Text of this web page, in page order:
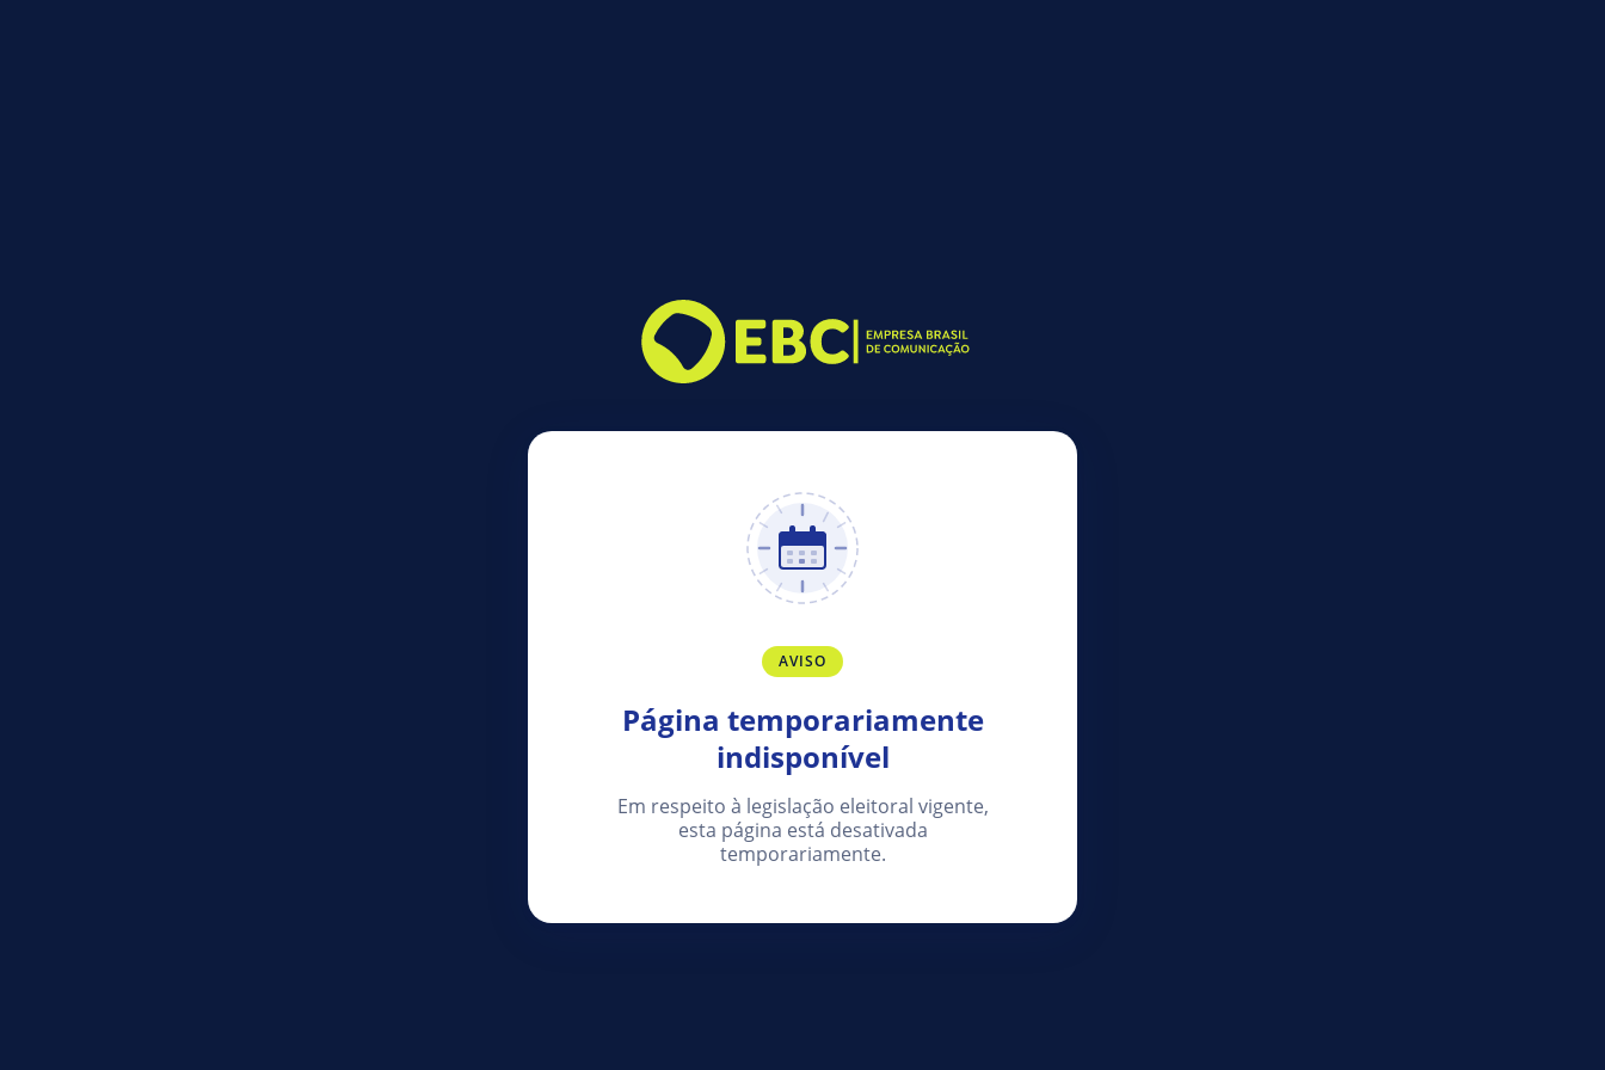
AVISO
Página temporariamente
indisponível
Em respeito à legislação eleitoral vigente,
esta página está desativada
temporariamente.